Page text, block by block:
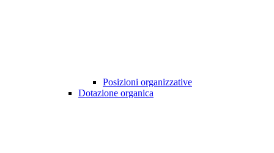
Posizioni organizzative
Dotazione organica